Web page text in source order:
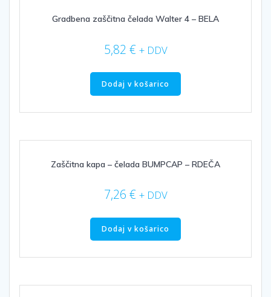
Gradbena zaščitna čelada Walter 4 – BELA
5,82 € + DDV
Dodaj v košarico
Zaščitna kapa – čelada BUMPCAP – RDEČA
7,26 € + DDV
Dodaj v košarico